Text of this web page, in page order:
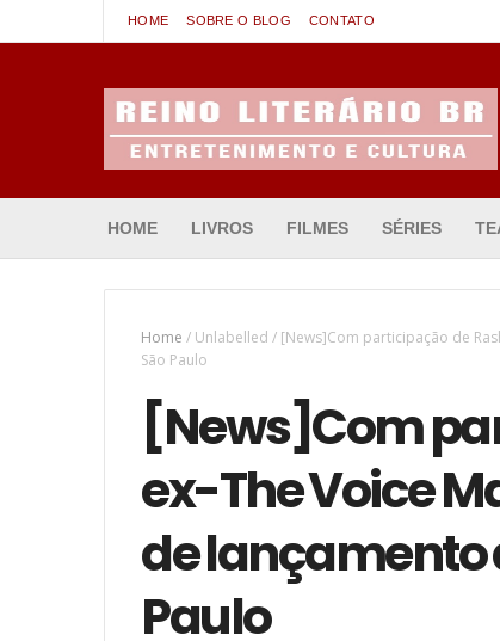
HOME SOBRE O BLOG CONTATO
HOME LIVROS FILMES SÉRIES
Home / Unlabelled / [News]Com participação de
São Paulo
[News]Com
ex-The Voice
de lançamento
Paulo